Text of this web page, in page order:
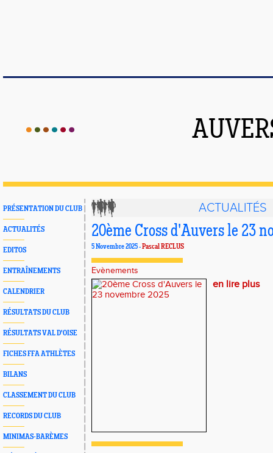
PRÉSENTATION DU CLUB
ACTUALITÉS
EDITOS
ENTRAÎNEMENTS
CALENDRIER
RÉSULTATS DU CLUB
RÉSULTATS VAL D'OISE
FICHES FFA ATHLÈTES
BILANS
CLASSEMENT DU CLUB
RECORDS DU CLUB
MINIMAS-BARÈMES
ACTUALITÉS
20ème Cross d'Auvers le 23
5 Novembre 2025 -Pascal RECLUS
Evènements
en lire plus